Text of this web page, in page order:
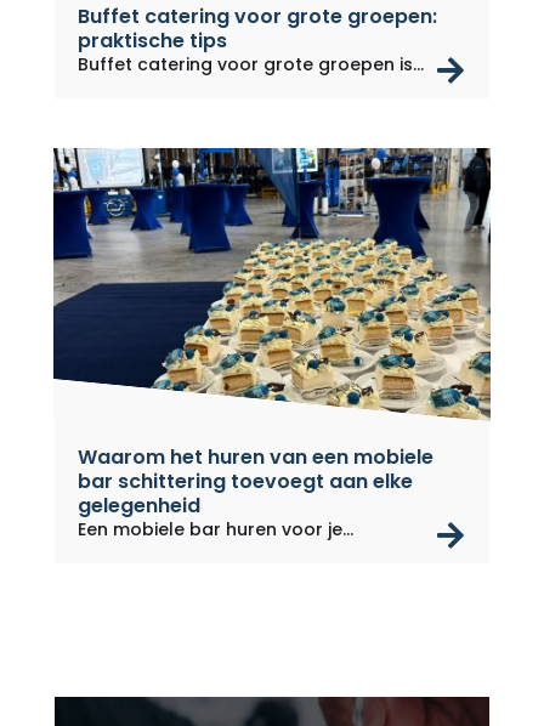
Buffet catering voor grote groepen:
praktische tips
Buffet catering voor grote groepen is...
Waarom het huren van een mobiele
bar schittering toevoegt aan elke
gelegenheid
Een mobiele bar huren voor je...